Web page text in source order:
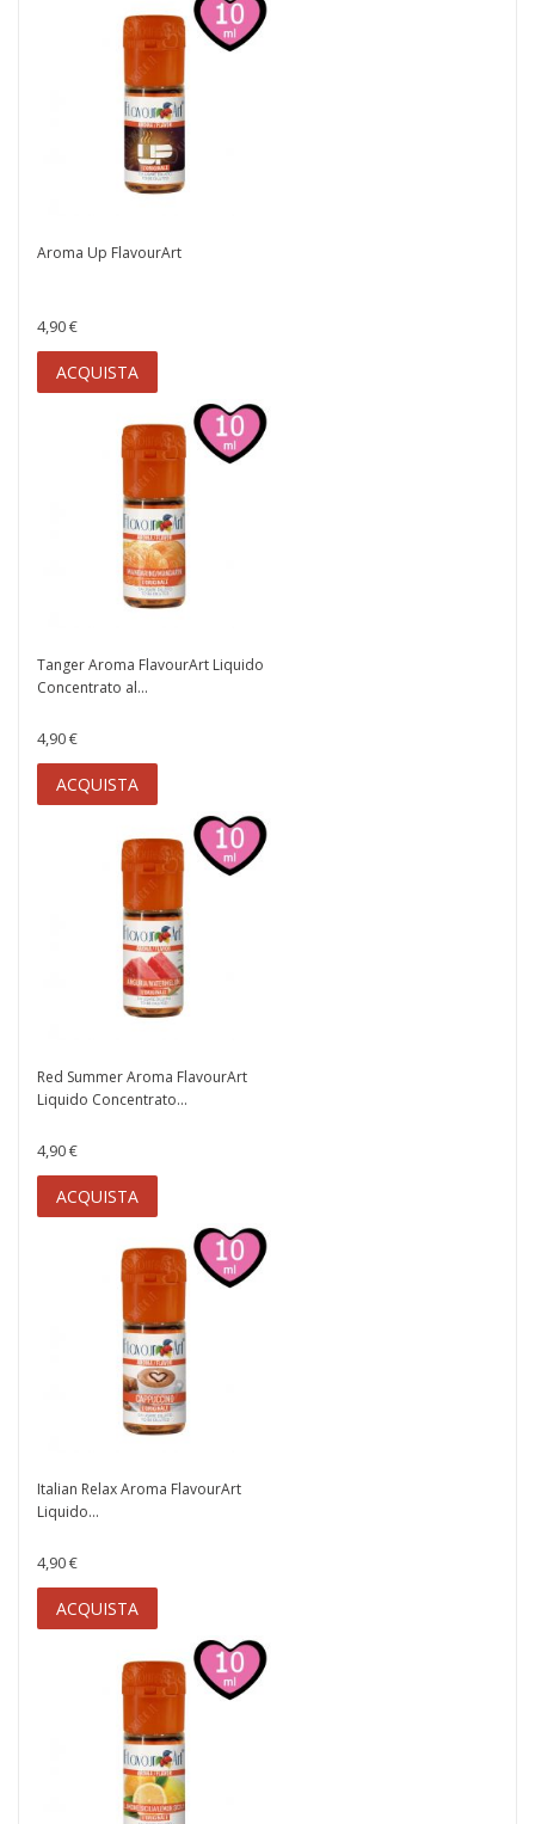
Aroma Up FlavourArt
4,90 €
ACQUISTA
Tanger Aroma FlavourArt Liquido
Concentrato al...
4,90 €
ACQUISTA
Red Summer Aroma FlavourArt
Liquido Concentrato...
4,90 €
ACQUISTA
Italian Relax Aroma FlavourArt
Liquido...
4,90 €
ACQUISTA